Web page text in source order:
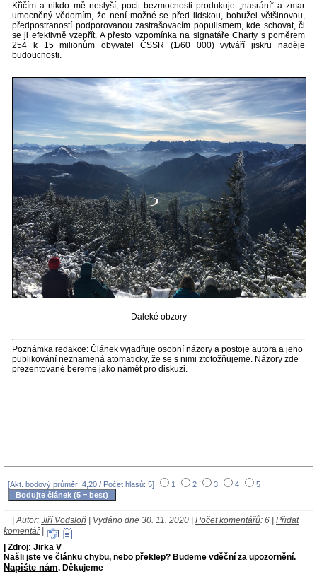
Křičím a nikdo mě neslyší, pocit bezmocnosti produkuje „nasrání“ a zmar
umocněný vědomím, že není možné se před lidskou, bohužel většinovou,
předpostraností podporovanou zastrašovacím populismem, kde schovat, či
se ji efektivně vzepřít. A přesto vzpomínka na signatáře Charty s poměrem
254 k 15 milionům obyvatel ČSSR (1/60 000) vytváří jiskru naděje
budoucnosti.
Daleké obzory
Poznámka redakce: Článek vyjadřuje osobní názory a postoje autora a jeho
publikování neznamená atomaticky, že se s nimi ztotožňujeme. Názory zde
prezentované bereme jako námět pro diskuzi.
[Akt. bodový průměr: 4,20 / Počet hlasů: 5] 1 2 3 4 5
| Autor: Jiří Vodsloň | Vydáno dne 30. 11. 2020 | Počet komentářů: 6 | Přidat
komentář|
| Zdroj: Jirka V
Našli jste ve článku chybu, nebo překlep? Budeme vděční za upozornění.
Napište nám. Děkujeme